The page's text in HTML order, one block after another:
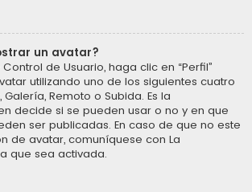
un avatar?
de Usuario, haga clic en “Perfil”
utilizando uno de los siguientes cuatro
Remoto o Subida. Es la
decide si se pueden usar o no y en que
ser publicadas. En caso de que no este
de avatar, comuníquese con La
que sea activada.